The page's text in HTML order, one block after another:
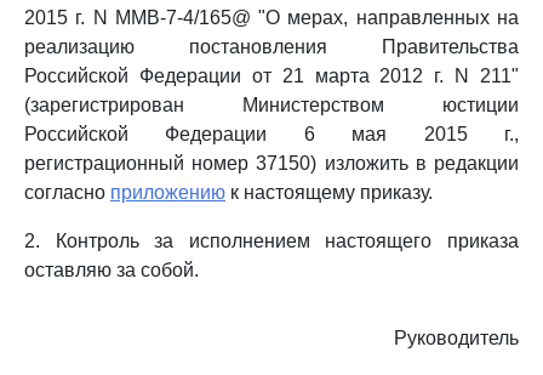
2015 г. N ММВ-7-4/165@ "О мерах, направленных на
реализацию постановления Правительства
Российской Федерации от 21 марта 2012 г. N 211"
(зарегистрирован Министерством юстиции
Российской Федерации 6 мая 2015 г.,
регистрационный номер 37150) изложить в редакции
согласно приложению к настоящему приказу.
2. Контроль за исполнением настоящего приказа
оставляю за собой.
Руководитель